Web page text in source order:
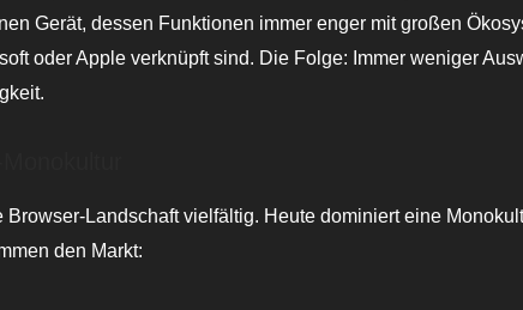
Gerät, dessen Funktionen immer enger mit großen
oder Apple verknüpft sind. Die Folge: Immer weniger
Browser-Landschaft vielfältig. Heute dominiert eine
den Markt: